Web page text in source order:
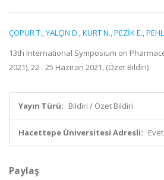
ÇOPUR T.,YALÇIN D.,KURT N.,PEZİK E.,
13th International Symposium on
2021), 22 - 25 Haziran 2021, (Özet Bildiri)
Yayın Türü: Bildiri / Özet Bildiri
Hacettepe Üniversitesi Adresli: Evet
Paylaş